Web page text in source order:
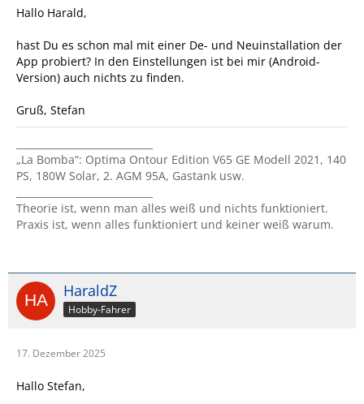
Hallo Harald,
hast Du es schon mal mit einer De- und Neuinstallation der
App probiert? In den Einstellungen ist bei mir (Android-
Version) auch nichts zu finden.
Gruß, Stefan
„La Bomba“: Optima Ontour Edition V65 GE Modell 2021, 140
PS, 180W Solar, 2. AGM 95A, Gastank usw.
Theorie ist, wenn man alles weiß und nichts funktioniert.
Praxis ist, wenn alles funktioniert und keiner weiß warum.
HaraldZ
Hobby-Fahrer
17. Dezember 2025
Hallo Stefan,